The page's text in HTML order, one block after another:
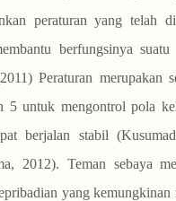
peraturan yang telah
berfungsinya
Peraturan merupakan
5 untuk mengontrol pola
berjalan stabil
2012). Teman sebaya
yang